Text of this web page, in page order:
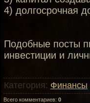
4) долгосрочная
Подобные посты
инвестиции и
Категория : Финансы
Всего комментариев: 0